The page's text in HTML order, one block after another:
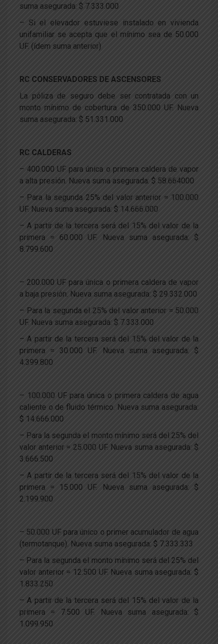
suma asegurada: $ 7.333.000
– Si el elevador estuviese instalado en vivienda
unifamiliar se acepta que el mínimo sea de 50.000
UF. (ídem suma anterior)
RC CONSERVADORES DE ASCENSORES
La póliza de seguro debe ser contratada con un
monto mínimo de cobertura de 350.000 UF. Nueva
suma asegurada: $ 51.331.000
RC CALDERAS
– 400.000 UF para única o primera caldera de vapor
a alta presión. Nueva suma asegurada: $ 58.664000
– Para la segunda 25% del valor anterior = 100.000
UF. Nueva suma asegurada: $ 14.666.000
– A partir de la tercera será del 15% del valor de la
primera = 60.000 UF. Nueva suma asegurada: $
8.799.600
– 200.000 UF para única o primera caldera de vapor
a baja presión. Nueva suma asegurada: $ 29.332.000
– Para la segunda el 25% del valor anterior = 50.000
UF. Nueva suma asegurada: $ 7.333.000
– A partir de la tercera será del 15% del valor de la
primera = 30.000 UF. Nueva suma asegurada: $
4.399.800
– 100.000 UF para única o primera caldera de agua
caliente o de fluido térmico. Nueva suma asegurada:
$ 14.666.000
– Para la segunda el monto mínimo será del 25% del
valor anterior = 25.000 UF. Nueva suma asegurada: $
3.666.500
– A partir de la tercera será del 15% del valor de la
primera = 15.000 UF. Nueva suma asegurada: $
2.199.900
– 50.000 UF para único o primer acumulador de agua
(termotanque). Nueva suma asegurada: $ 7.333.333
– Para la segunda el monto mínimo será del 25% del
valor anterior = 12.500 UF. Nueva suma asegurada: $
1.833.250
– A partir de la tercera será del 15% del valor de la
primera = 7.500 UF. Nueva suma asegurada: $
1.099.950